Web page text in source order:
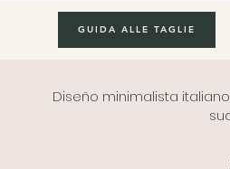
GUIDA ALLE TAGLIE
Diseño minimalista